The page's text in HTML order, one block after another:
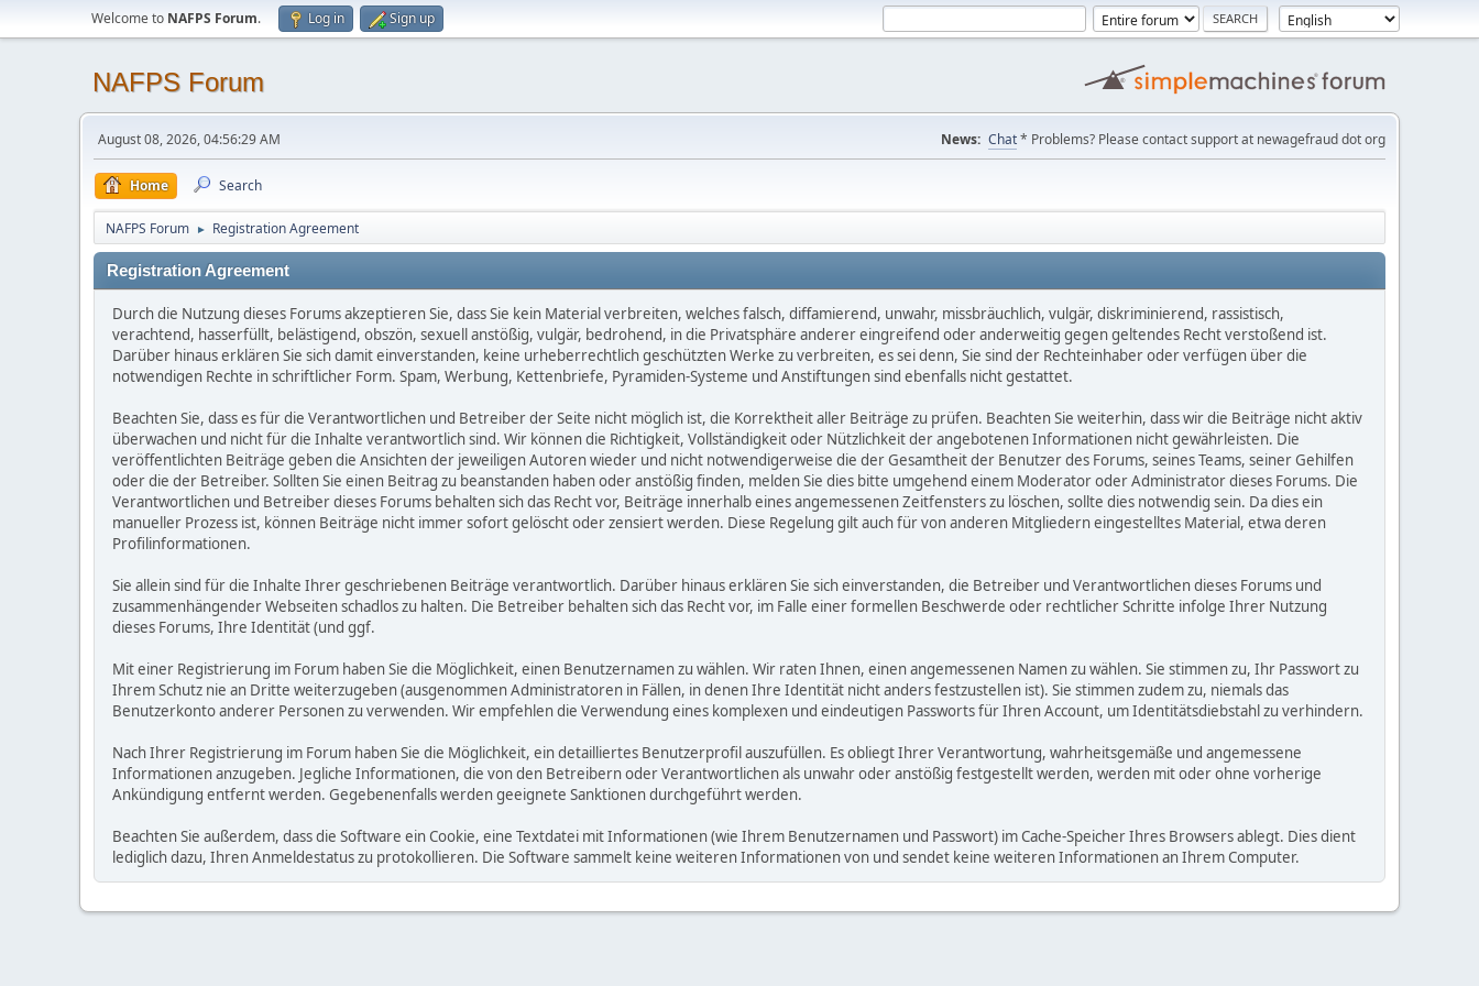
Welcome to NAFPS Forum. Log in Sign up
NAFPS Forum
August 08, 2026, 04:56:29 AM News: Chat* Problems? Please contact support at newagefraud dot org
Home Search
NAFPS Forum ► Registration Agreement
Registration Agreement
Durch die Nutzung dieses Forums akzeptieren Sie, dass Sie kein Material verbreiten, welches falsch, diffamierend, unwahr, missbräuchlich, vulgär, diskriminierend, rassistisch,
verachtend, hasserfüllt, belästigend, obszön, sexuell anstößig, vulgär, bedrohend, in die Privatsphäre anderer eingreifend oder anderweitig gegen geltendes Recht verstoßend ist.
Darüber hinaus erklären Sie sich damit einverstanden, keine urheberrechtlich geschützten Werke zu verbreiten, es sei denn, Sie sind der Rechteinhaber oder verfügen über die
notwendigen Rechte in schriftlicher Form. Spam, Werbung, Kettenbriefe, Pyramiden-Systeme und Anstiftungen sind ebenfalls nicht gestattet.
Beachten Sie, dass es für die Verantwortlichen und Betreiber der Seite nicht möglich ist, die Korrektheit aller Beiträge zu prüfen. Beachten Sie weiterhin, dass wir die Beiträge nicht aktiv
überwachen und nicht für die Inhalte verantwortlich sind. Wir können die Richtigkeit, Vollständigkeit oder Nützlichkeit der angebotenen Informationen nicht gewährleisten. Die
veröffentlichten Beiträge geben die Ansichten der jeweiligen Autoren wieder und nicht notwendigerweise die der Gesamtheit der Benutzer des Forums, seines Teams, seiner Gehilfen
oder die der Betreiber. Sollten Sie einen Beitrag zu beanstanden haben oder anstößig finden, melden Sie dies bitte umgehend einem Moderator oder Administrator dieses Forums. Die
Verantwortlichen und Betreiber dieses Forums behalten sich das Recht vor, Beiträge innerhalb eines angemessenen Zeitfensters zu löschen, sollte dies notwendig sein. Da dies ein
manueller Prozess ist, können Beiträge nicht immer sofort gelöscht oder zensiert werden. Diese Regelung gilt auch für von anderen Mitgliedern eingestelltes Material, etwa deren
Profilinformationen.
Sie allein sind für die Inhalte Ihrer geschriebenen Beiträge verantwortlich. Darüber hinaus erklären Sie sich einverstanden, die Betreiber und Verantwortlichen dieses Forums und
zusammenhängender Webseiten schadlos zu halten. Die Betreiber behalten sich das Recht vor, im Falle einer formellen Beschwerde oder rechtlicher Schritte infolge Ihrer Nutzung
dieses Forums, Ihre Identität (und ggf.
Mit einer Registrierung im Forum haben Sie die Möglichkeit, einen Benutzernamen zu wählen. Wir raten Ihnen, einen angemessenen Namen zu wählen. Sie stimmen zu, Ihr Passwort zu
Ihrem Schutz nie an Dritte weiterzugeben (ausgenommen Administratoren in Fällen, in denen Ihre Identität nicht anders festzustellen ist). Sie stimmen zudem zu, niemals das
Benutzerkonto anderer Personen zu verwenden. Wir empfehlen die Verwendung eines komplexen und eindeutigen Passworts für Ihren Account, um Identitätsdiebstahl zu verhindern.
Nach Ihrer Registrierung im Forum haben Sie die Möglichkeit, ein detailliertes Benutzerprofil auszufüllen. Es obliegt Ihrer Verantwortung, wahrheitsgemäße und angemessene
Informationen anzugeben. Jegliche Informationen, die von den Betreibern oder Verantwortlichen als unwahr oder anstößig festgestellt werden, werden mit oder ohne vorherige
Ankündigung entfernt werden. Gegebenenfalls werden geeignete Sanktionen durchgeführt werden.
Beachten Sie außerdem, dass die Software ein Cookie, eine Textdatei mit Informationen (wie Ihrem Benutzernamen und Passwort) im Cache-Speicher Ihres Browsers ablegt. Dies dient
lediglich dazu, Ihren Anmeldestatus zu protokollieren. Die Software sammelt keine weiteren Informationen von und sendet keine weiteren Informationen an Ihrem Computer.